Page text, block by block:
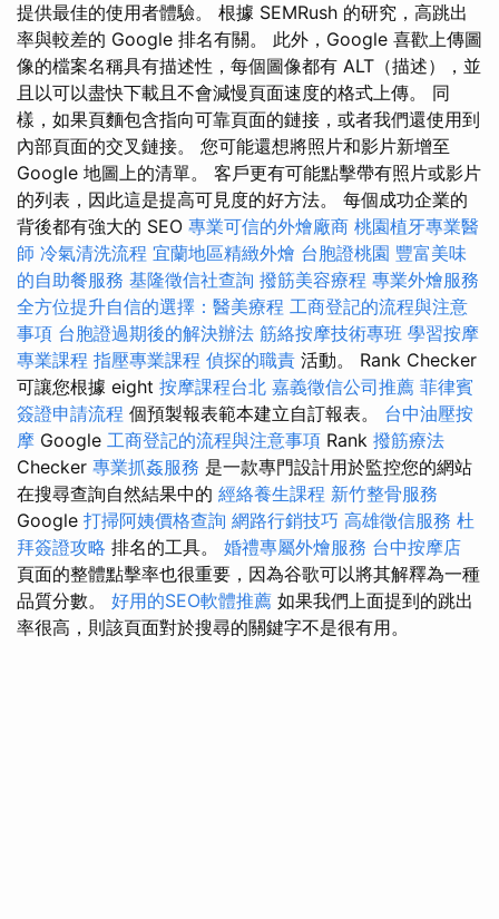
提供最佳的使用者體驗。 根據 SEMRush 的研究，高跳出
率與較差的 Google 排名有關。 此外，Google 喜歡上傳圖
像的檔案名稱具有描述性，每個圖像都有 ALT（描述），並
且以可以盡快下載且不會減慢頁面速度的格式上傳。 同
樣，如果頁麵包含指向可靠頁面的鏈接，或者我們還使用到
內部頁面的交叉鏈接。 您可能還想將照片和影片新增至
Google 地圖上的清單。 客戶更有可能點擊帶有照片或影片
的列表，因此這是提高可見度的好方法。 每個成功企業的
背後都有強大的 SEO 專業可信的外燴廠商 桃園植牙專業醫
師 冷氣清洗流程 宜蘭地區精緻外燴 台胞證桃園 豐富美味
的自助餐服務 基隆徵信社查詢 撥筋美容療程 專業外燴服務
全方位提升自信的選擇：醫美療程 工商登記的流程與注意
事項 台胞證過期後的解決辦法 筋絡按摩技術專班 學習按摩
專業課程 指壓專業課程 偵探的職責 活動。 Rank Checker
可讓您根據 eight 按摩課程台北 嘉義徵信公司推薦 菲律賓
簽證申請流程 個預製報表範本建立自訂報表。 台中油壓按
摩 Google 工商登記的流程與注意事項 Rank 撥筋療法
Checker 專業抓姦服務 是一款專門設計用於監控您的網站
在搜尋查詢自然結果中的 經絡養生課程 新竹整骨服務
Google 打掃阿姨價格查詢 網路行銷技巧 高雄徵信服務 杜
拜簽證攻略 排名的工具。 婚禮專屬外燴服務 台中按摩店
頁面的整體點擊率也很重要，因為谷歌可以將其解釋為一種
品質分數。 好用的SEO軟體推薦 如果我們上面提到的跳出
率很高，則該頁面對於搜尋的關鍵字不是很有用。